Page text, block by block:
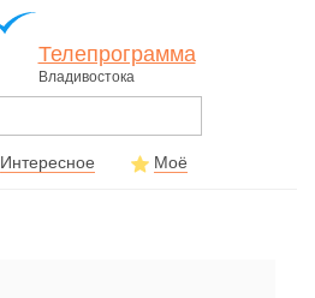
Телепрограмма
Владивостока
Интересное Моё